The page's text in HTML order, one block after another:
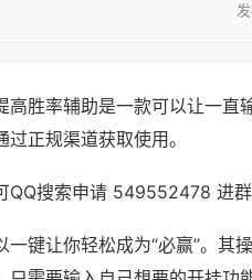
高胜率辅助是一款可以让一直
正规渠道获取使用。
QQ搜索申请 549552478 进
一键让你轻松成为“必赢”。其